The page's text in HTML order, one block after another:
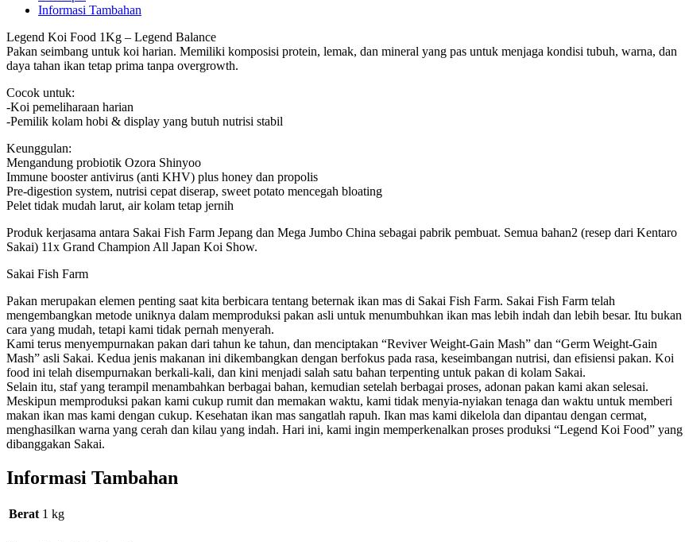
Informasi Tambahan
Legend Koi Food 1Kg – Legend Balance
Pakan seimbang untuk koi harian. Memiliki komposisi protein, lemak, dan mineral yang pas untuk menjaga kondisi tubuh, warna, dan
daya tahan ikan tetap prima tanpa overgrowth.
Cocok untuk:
-Koi pemeliharaan harian
-Pemilik kolam hobi & display yang butuh nutrisi stabil
Keunggulan:
Mengandung probiotik Ozora Shinyoo
Immune booster antivirus (anti KHV) plus honey dan propolis
Pre-digestion system, nutrisi cepat diserap, sweet potato mencegah bloating
Pelet tidak mudah larut, air kolam tetap jernih
Produk kerjasama antara Sakai Fish Farm Jepang dan Mega Jumbo China sebagai pabrik pembuat. Semua bahan2 (resep dari Kentaro
Sakai) 11x Grand Champion All Japan Koi Show.
Sakai Fish Farm
Pakan merupakan elemen penting saat kita berbicara tentang beternak ikan mas di Sakai Fish Farm. Sakai Fish Farm telah
mengembangkan metode uniknya dalam memproduksi pakan asli untuk menumbuhkan ikan mas lebih indah dan lebih besar. Itu bukan
cara yang mudah, tetapi kami tidak pernah menyerah.
Kami terus menyempurnakan pakan dari tahun ke tahun, dan menciptakan “Reviver Weight-Gain Mash” dan “Germ Weight-Gain
Mash” asli Sakai. Kedua jenis makanan ini dikembangkan dengan berfokus pada rasa, keseimbangan nutrisi, dan efisiensi pakan. Koi
food ini telah disempurnakan berkali-kali, dan kini menjadi salah satu bahan terpenting untuk pakan di kolam Sakai.
Selain itu, staf yang terampil menambahkan berbagai bahan, kemudian setelah berbagai proses, adonan pakan kami akan selesai.
Meskipun memproduksi pakan kami cukup rumit dan memakan waktu, kami tidak menyia-nyiakan tenaga dan waktu untuk memberi
makan ikan mas kami dengan cukup. Kesehatan ikan mas sangatlah rapuh. Ikan mas kami dikelola dan dipantau dengan cermat,
menghasilkan warna yang cerah dan kilau yang indah. Hari ini, kami ingin memperkenalkan proses produksi “Legend Koi Food” yang
dibanggakan Sakai.
Informasi Tambahan
Berat 1 kg